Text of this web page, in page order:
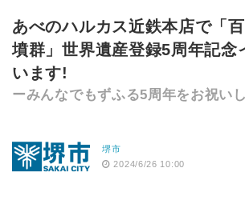
あべのハルカス近鉄本店で「
墳群」世界遺産登録5周年記念
います!
ーみんなでもずふる5周年をお祝い
堺市
2024/6/26 10:00